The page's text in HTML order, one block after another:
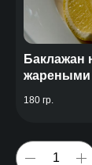
Баклажан
жареными
180 гр.